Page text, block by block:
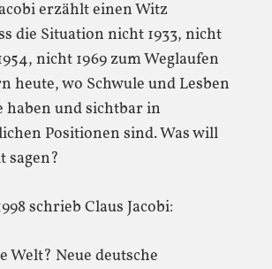
erzählt einen Witz
die Situation nicht 1933, nicht
nicht 1969 zum Weglaufen
heute, wo Schwule und Lesben
haben und sichtbar in
Positionen sind. Was will
sagen?
schrieb Claus Jacobi:
Welt? Neue deutsche